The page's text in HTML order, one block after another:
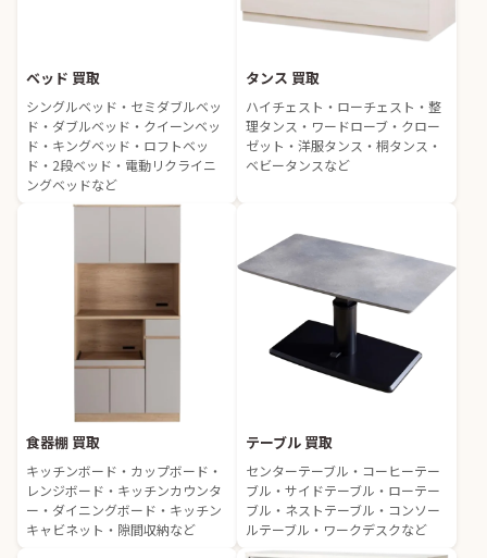
ベッド 買取
シングルベッド・セミダブルベッ
ド・ダブルベッド・クイーンベッ
ド・キングベッド・ロフトベッ
ド・2段ベッド・電動リクライニ
ングベッドなど
タンス 買取
ハイチェスト・ローチェスト・整
理タンス・ワードローブ・クロー
ゼット・洋服タンス・桐タンス・
ベビータンスなど
食器棚 買取
キッチンボード・カップボード・
レンジボード・キッチンカウンタ
ー・ダイニングボード・キッチン
キャビネット・隙間収納など
テーブル 買取
センターテーブル・コーヒーテー
ブル・サイドテーブル・ローテー
ブル・ネストテーブル・コンソー
ルテーブル・ワークデスクなど